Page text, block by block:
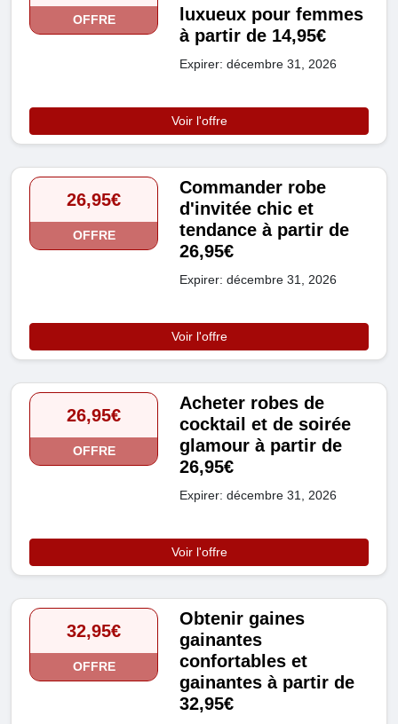
OFFRE
luxueux pour femmes
à partir de 14,95€
Expirer: décembre 31, 2026
Voir l'offre
26,95€
OFFRE
Commander robe
d'invitée chic et
tendance à partir de
26,95€
Expirer: décembre 31, 2026
Voir l'offre
26,95€
OFFRE
Acheter robes de
cocktail et de soirée
glamour à partir de
26,95€
Expirer: décembre 31, 2026
Voir l'offre
32,95€
OFFRE
Obtenir gaines
gainantes
confortables et
gainantes à partir de
32,95€